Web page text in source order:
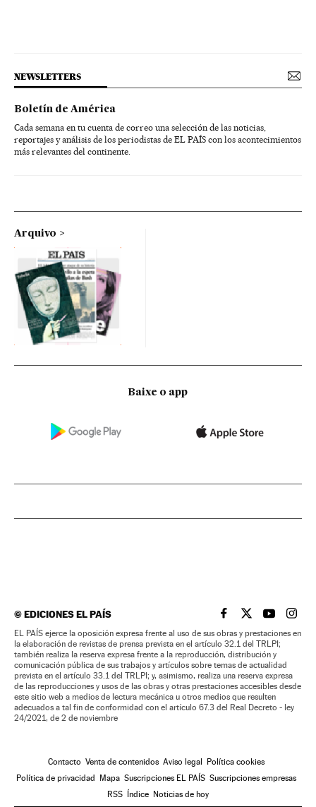
NEWSLETTERS
Boletín de América
Cada semana en tu cuenta de correo una selección de las noticias,
reportajes y análisis de los periodistas de EL PAÍS con los acontecimientos
más relevantes del continente.
Arquivo
Baixe o app
©EDICIONES EL PAÍS EL PAÍS BRASIL EN
EL PAÍSEL PAÍS
EL
EL PAÍS ejerce la oposición expresa frente al uso de sus obras y prestaciones en
la elaboración de revistas de prensa prevista en el artículo 32.1 del TRLPI;
también realiza la reserva expresa frente a la reproducción, distribución y
comunicación pública de sus trabajos y artículos sobre temas de actualidad
prevista en el artículo 33.1 del TRLPI; y, asimismo, realiza una reserva expresa
de las reproducciones y usos de las obras y otras prestaciones accesibles desde
este sitio web a medios de lectura mecánica u otros medios que resulten
adecuados a tal fin de conformidad con el artículo 67.3 del Real Decreto - ley
24/2021, de 2 de noviembre
Contacto Venta de contenidos Aviso legal Política cookies
Política de privacidad Mapa Suscripciones EL PAÍS Suscripciones empresas
RSS Índice Noticias de hoy